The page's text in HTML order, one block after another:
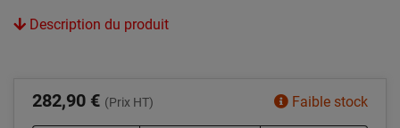
Description du produit
282,90 € (Prix HT) Faible stock